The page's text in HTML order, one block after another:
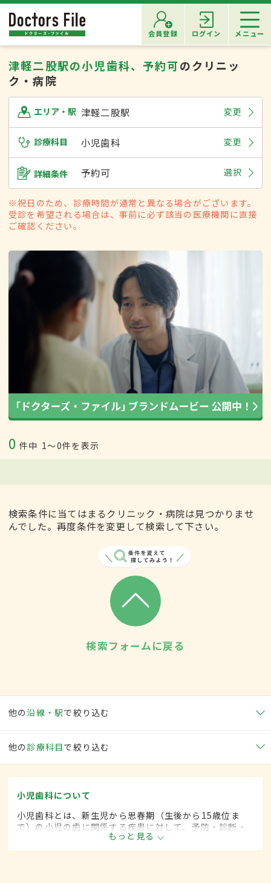
会員登録 ログイン メニュー
津軽二股駅の小児歯科、予約可のクリニッ
ク・病院
エリア・駅 津軽二股駅 変更
診療科目 小児歯科 変更
詳細条件 予約可 選択
※祝日のため、診療時間が通常と異なる場合がございます。
受診を希望される場合は、事前に必ず該当の医療機関に直接
ご確認ください。
0 件中 1〜0件を表示
検索条件に当てはまるクリニック・病院は見つかりませ
んでした。再度条件を変更して検索して下さい。
検索フォームに戻る
他の沿線・駅で絞り込む
他の 診療科目で絞り込む
小児歯科について
小児歯科とは、新生児から思春期（生後から15歳位ま
で）の小児の歯に関係する疾患に対して、予防・診断・
治療する歯科の一領域です。
もっと見る